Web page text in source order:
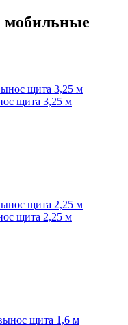
мобильные
щита 3,25 м
щита 2,25 м